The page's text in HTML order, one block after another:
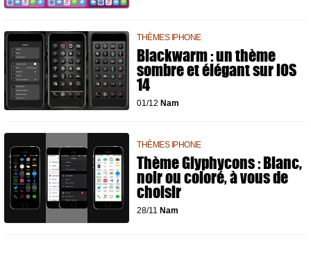
THÈMES IPHONE
Blackwarm : un thème
sombre et élégant sur iOS
14
01/12 Nam
THÈMES IPHONE
Thème Glyphycons : Blanc,
noir ou coloré, à vous de
choisir
28/11 Nam